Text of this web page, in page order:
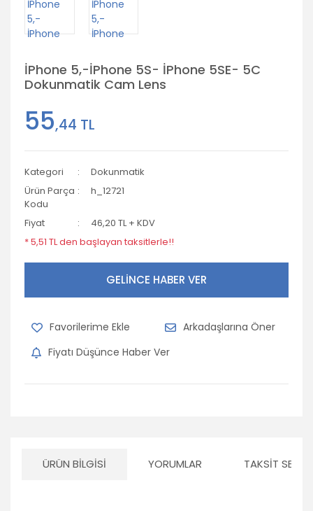
İPhone 5,-İPhone 5S- İPhone 5SE- 5C
Dokunmatik Cam Lens
55,44 TL
Kategori
Dokunmatik
Ürün Parça
Kodu
h_12721
Fiyat
46,20 TL + KDV
* 5,51 TL den başlayan taksitlerle!!
GELİNCE HABER VER
Arkadaşlarına Öner
Fiyatı Düşünce Haber Ver
ÜRÜN BILGISI YORUMLAR TAKSIT